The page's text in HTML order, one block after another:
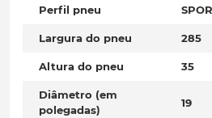
Perfil pneu
Largura do pneu 285
Altura do pneu 35
Diâmetro (em
polegadas)
19